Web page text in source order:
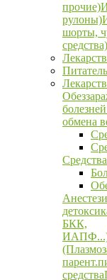
прочие)
рулоны)
шорты,
средства)
обмена
БКК,
средства